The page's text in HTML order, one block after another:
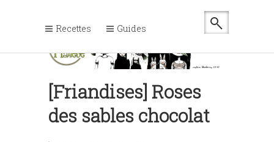
Recettes Guides
[Friandises] Roses
des sables chocolat